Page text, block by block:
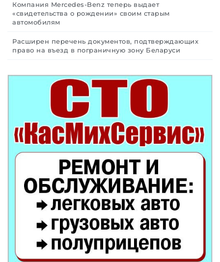
Компания Mercedes-Benz теперь выдает
«свидетельства о рождении» своим старым
автомобилям
Расширен перечень документов, подтверждающих
право на въезд в пограничную зону Беларуси